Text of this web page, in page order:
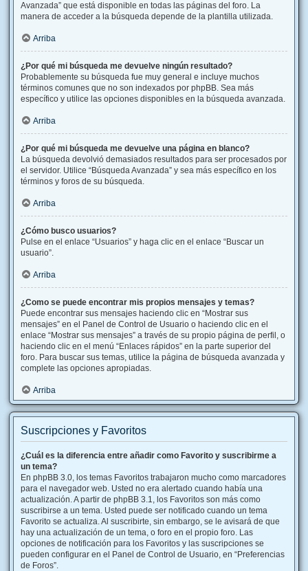
Avanzada” que está disponible en todas las páginas del foro. La
manera de acceder a la búsqueda depende de la plantilla utilizada.
Arriba
¿Por qué mi búsqueda me devuelve ningún resultado?
Probablemente su búsqueda fue muy general e incluye muchos
términos comunes que no son indexados por phpBB. Sea más
específico y utilice las opciones disponibles en la búsqueda avanzada.
Arriba
¿Por qué mi búsqueda me devuelve una página en blanco?
La búsqueda devolvió demasiados resultados para ser procesados por
el servidor. Utilice “Búsqueda Avanzada” y sea más específico en los
términos y foros de su búsqueda.
Arriba
¿Cómo busco usuarios?
Pulse en el enlace “Usuarios” y haga clic en el enlace “Buscar un
usuario”.
Arriba
¿Como se puede encontrar mis propios mensajes y temas?
Puede encontrar sus mensajes haciendo clic en “Mostrar sus
mensajes” en el Panel de Control de Usuario o haciendo clic en el
enlace “Mostrar sus mensajes” a través de su propio página de perfil, o
haciendo clic en el menú “Enlaces rápidos” en la parte superior del
foro. Para buscar sus temas, utilice la página de búsqueda avanzada y
complete las opciones apropiadas.
Arriba
Suscripciones y Favoritos
¿Cuál es la diferencia entre añadir como Favorito y suscribirme a
un tema?
En phpBB 3.0, los temas Favoritos trabajaron mucho como marcadores
para el navegador web. Usted no era alertado cuando había una
actualización. A partir de phpBB 3.1, los Favoritos son más como
suscribirse a un tema. Usted puede ser notificado cuando un tema
Favorito se actualiza. Al suscribirte, sin embargo, se le avisará de que
hay una actualización de un tema, o foro en el propio foro. Las
opciones de notificación para los Favoritos y las suscripciones se
pueden configurar en el Panel de Control de Usuario, en “Preferencias
de Foros”.